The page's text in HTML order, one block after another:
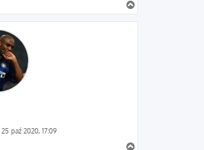
a
g
25 paź 2020, 17:09